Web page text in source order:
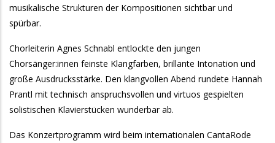
musikalische Strukturen der Kompositionen sichtbar und
spürbar.
Chorleiterin Agnes Schnabl entlockte den jungen
Chorsänger:innen feinste Klangfarben, brillante Intonation und
große Ausdrucksstärke. Den klangvollen Abend rundete Hannah
Prantl mit technisch anspruchsvollen und virtuos gespielten
solistischen Klavierstücken wunderbar ab.
Das Konzertprogramm wird beim internationalen CantaRode